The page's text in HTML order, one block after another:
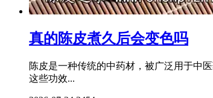
真的陈皮煮久后会变色吗
陈皮是一种传统的中药材，被广泛用于中
这些功效...